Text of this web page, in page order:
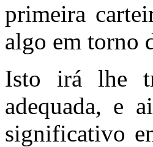
primeira
algo em torno
Isto irá lhe
adequada, e
significativo